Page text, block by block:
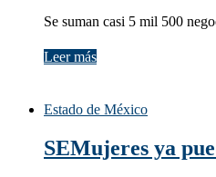
Se suman casi 5 mil 500
Leer más
Estado de México
SEMujeres ya